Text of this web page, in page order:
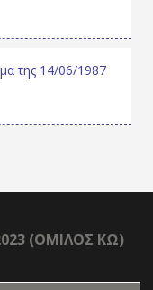
της 14/06/1987
(ΟΜΙΛΟΣ ΚΩ)